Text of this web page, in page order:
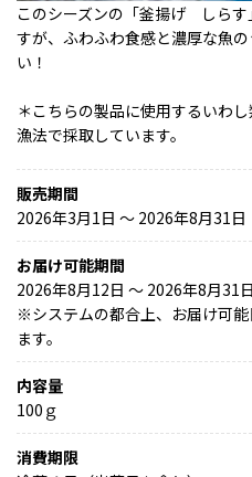
このシーズンの「釜揚げ しらす
すが、ふわふわ食感と濃厚な魚
い！
＊こちらの製品に使用するいわ
漁法で採取しています。
販売期間
2026年3月1日 〜 2026年8月31日
お届け可能期間
2026年8月12日 ～ 2026年8月31日
※システムの都合上、お届け可
ます。
内容量
100ｇ
消費期限